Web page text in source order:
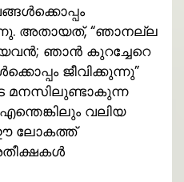
അതായത്, “ഞാനല്ല
ഞാൻ കുറച്ചേറെ
ജീവിക്കുന്നു”
മനസിലുണ്ടാകുന്ന
വലിയ
ഈ ലോകത്ത്